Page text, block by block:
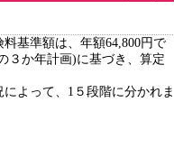
基準額は、年額64,800円で
３か年計画)に基づき、算定
よって、1５段階に分かれま